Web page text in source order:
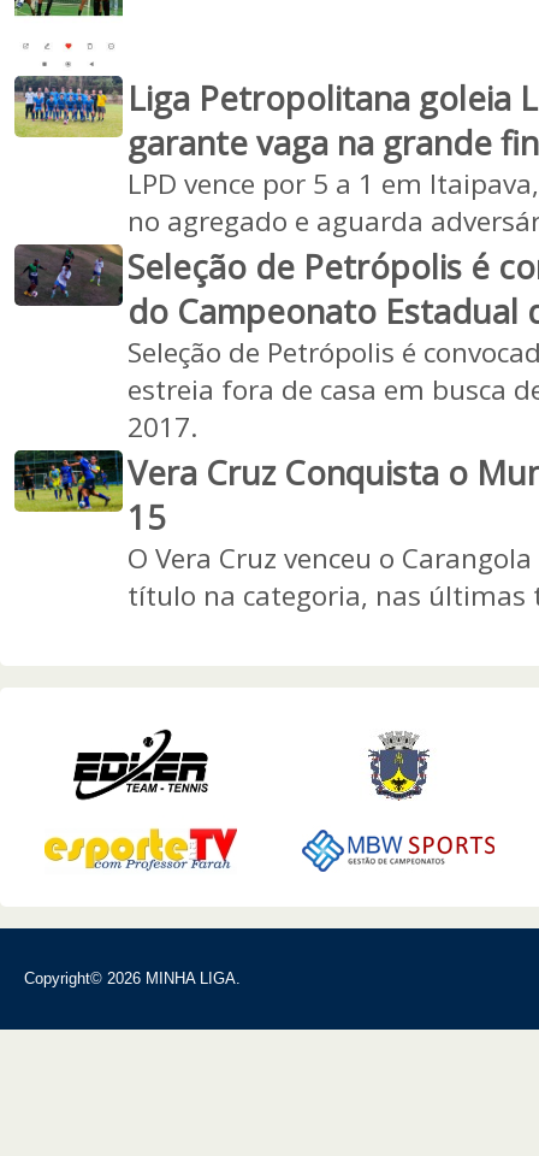
Liga Petropolitana goleia
garante vaga na grande
LPD vence por 5 a 1 em
no agregado e aguarda
Seleção de Petrópolis é
do Campeonato Estadual
Seleção de Petrópolis é
estreia fora de casa em busca
2017.
Vera Cruz Conquista o
15
O Vera Cruz venceu o
título na categoria, nas últimas
Copyright© 2026 MINHA LIGA.